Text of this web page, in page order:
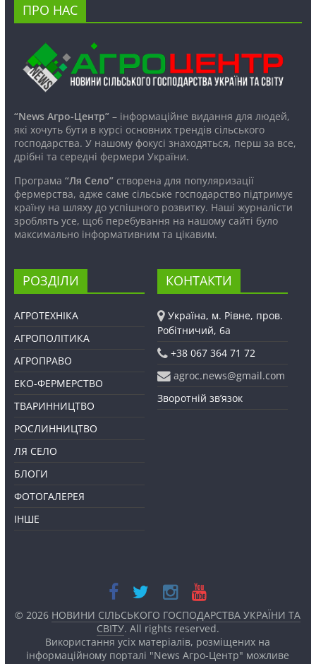
ПРО НАС
“News Агро-Центр”– інформаційне видання для людей,
які хочуть бути в курсі основних трендів сільського
господарства. У нашому фокусі знаходяться, перш за все,
дрібні та середні фермери України.
Програма “Ля Село”створена для популяризації
фермерства, адже саме сільське господарство підтримує
країну на шляху до успішного розвитку. Наші журналісти
зроблять усе, щоб перебування на нашому сайті було
максимально інформативним та цікавим.
РОЗДІЛИ
АГРОТЕХНІКА
АГРОПОЛІТИКА
АГРОПРАВО
ЕКО-ФЕРМЕРСТВО
ТВАРИННИЦТВО
РОСЛИННИЦТВО
ЛЯ СЕЛО
БЛОГИ
ФОТОГАЛЕРЕЯ
ІНШЕ
КОНТАКТИ
Україна, м. Рівне, пров.
Робітничий, 6а
+38 067 364 71 72
agroc.news@gmail.com
Зворотній зв’язок
© 2026 НОВИНИ СІЛЬСЬКОГО ГОСПОДАРСТВА УКРАЇНИ ТА
СВІТУ. All rights reserved.
Використання усіх матеріалів, розміщених на
інформаційному порталі "News Агро-Центр" можливе